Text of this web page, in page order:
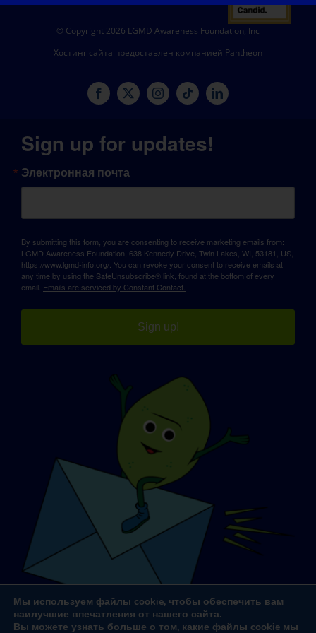
© Copyright 2026 LGMD Awareness Foundation, Inc
Хостинг сайта предоставлен компанией Pantheon
Sign up for updates!
Электронная почта
By submitting this form, you are consenting to receive marketing emails from:
LGMD Awareness Foundation, 638 Kennedy Drive, Twin Lakes, WI, 53181, US,
https://www.lgmd-info.org/. You can revoke your consent to receive emails at
any time by using the SafeUnsubscribe® link, found at the bottom of every
email. Emails are serviced by Constant Contact.
Sign up!
Мы используем файлы cookie, чтобы обеспечить вам
наилучшие впечатления от нашего сайта.
Вы можете узнать больше о том, какие файлы cookie мы